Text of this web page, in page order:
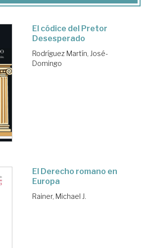
El códice del Pretor
Desesperado
Rodríguez Martín, José-
Domingo
El Derecho romano en
Europa
Rainer, Michael J.